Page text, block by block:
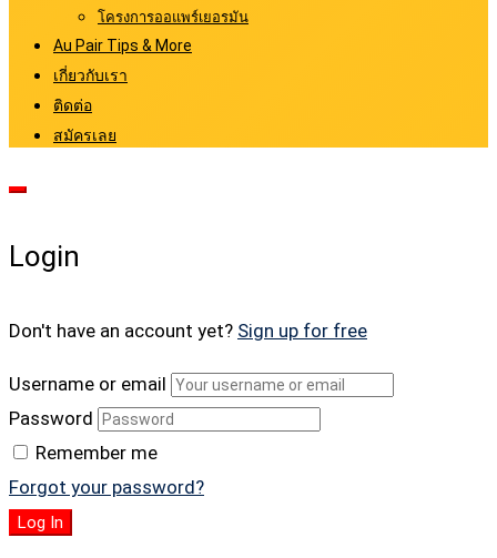
โครงการออแพร์เยอรมัน
Au Pair Tips & More
เกี่ยวกับเรา
ติดต่อ
สมัครเลย
Login
Don't have an account yet? Sign up for free
Username or email
Password
Remember me
Forgot your password?
Log In